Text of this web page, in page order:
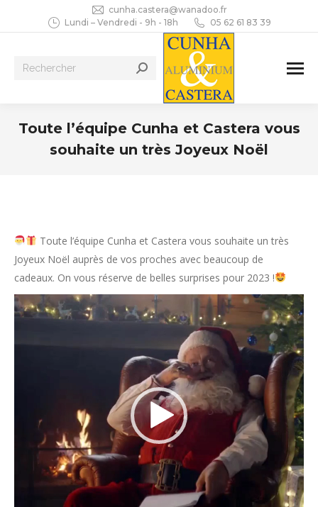
cunha.castera@wanadoo.fr
Lundi – Vendredi - 9h - 18h
05 62 61 83 39
Recherche
Toute l’équipe Cunha et Castera vous
souhaite un très Joyeux Noël
Toute l’équipe Cunha et Castera vous souhaite un très
Joyeux Noël auprès de vos proches avec beaucoup de
cadeaux. On vous réserve de belles surprises pour 2023 !
Lecteur
vidéo